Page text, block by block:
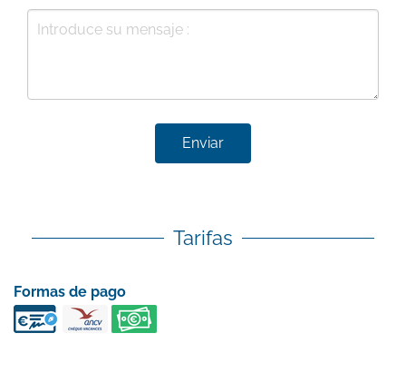
Enviar
Tarifas
Formas de pago